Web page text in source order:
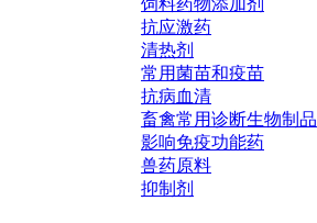
饲料药物添加剂
抗应激药
清热剂
常用菌苗和疫苗
抗病血清
畜禽常用诊断生物制品
影响免疫功能药
兽药原料
抑制剂